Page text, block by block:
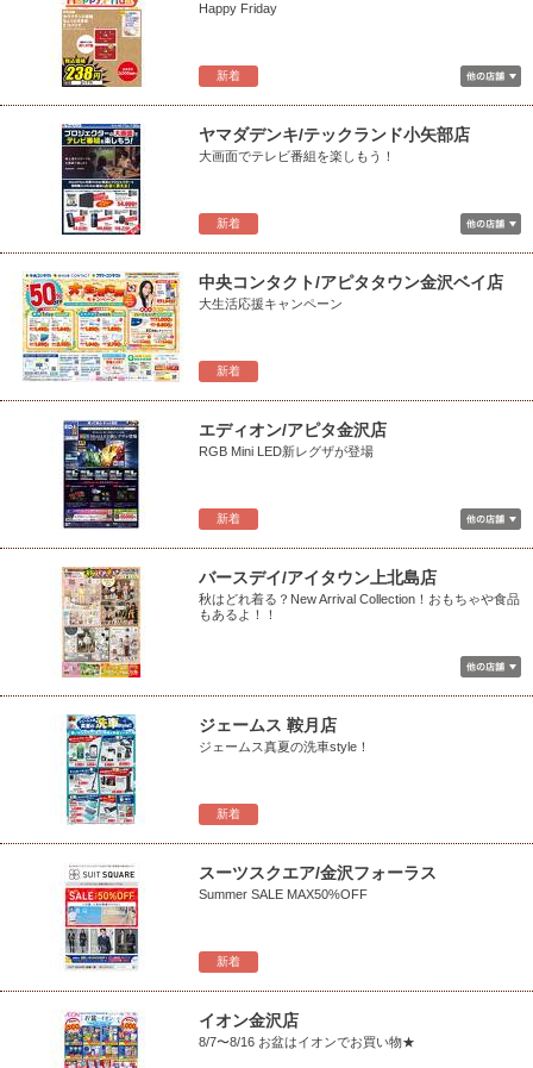
新着
Happy Friday
新着
ヤマダデンキ/テックランド小矢部店
大画面でテレビ番組を楽しもう！
新着
中央コンタクト/アピタタウン金沢ベイ店
大生活応援キャンペーン
新着
エディオン/アピタ金沢店
RGB Mini LED新レグザが登場
バースデイ/アイタウン上北島店
秋はどれ着る？New Arrival Collection！おもちゃや食品
もあるよ！！
新着
ジェームス 鞍月店
ジェームス真夏の洗車style！
新着
スーツスクエア/金沢フォーラス
Summer SALE MAX50%OFF
イオン金沢店
8/7〜8/16 お盆はイオンでお買い物★